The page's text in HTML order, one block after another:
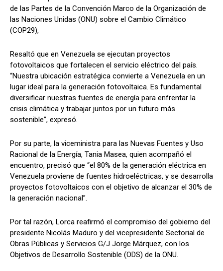
de las Partes de la Convención Marco de la Organización de
las Naciones Unidas (ONU) sobre el Cambio Climático
(COP29),
Resaltó que en Venezuela se ejecutan proyectos
fotovoltaicos que fortalecen el servicio eléctrico del país.
“Nuestra ubicación estratégica convierte a Venezuela en un
lugar ideal para la generación fotovoltaica. Es fundamental
diversificar nuestras fuentes de energía para enfrentar la
crisis climática y trabajar juntos por un futuro más
sostenible”, expresó.
Por su parte, la viceministra para las Nuevas Fuentes y Uso
Racional de la Energía, Tania Masea, quien acompañó el
encuentro, precisó que “el 80% de la generación eléctrica en
Venezuela proviene de fuentes hidroeléctricas, y se desarrolla
proyectos fotovoltaicos con el objetivo de alcanzar el 30% de
la generación nacional”.
Por tal razón, Lorca reafirmó el compromiso del gobierno del
presidente Nicolás Maduro y del vicepresidente Sectorial de
Obras Públicas y Servicios G/J Jorge Márquez, con los
Objetivos de Desarrollo Sostenible (ODS) de la ONU.